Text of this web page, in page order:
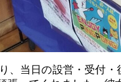
、当日の設営・受付